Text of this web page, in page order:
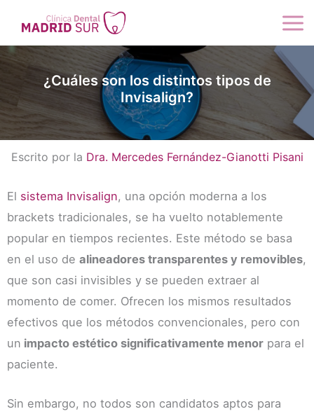
contenido
¿Cuáles son los distintos tipos de
Invisalign?
Escrito por la Dra. Mercedes Fernández-Gianotti Pisani
El sistema Invisalign, una opción moderna a los
brackets tradicionales, se ha vuelto notablemente
popular en tiempos recientes. Este método se basa
en el uso de alineadores transparentes y removibles,
que son casi invisibles y se pueden extraer al
momento de comer. Ofrecen los mismos resultados
efectivos que los métodos convencionales, pero con
un impacto estético significativamente menor para el
paciente.
Sin embargo, no todos son candidatos aptos para